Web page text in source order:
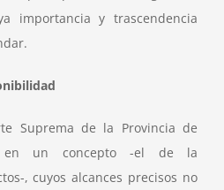
importancia y trascendencia
Suprema de la Provincia de
en un concepto -el de la
, cuyos alcances precisos no